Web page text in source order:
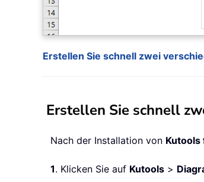
Erstellen Sie schnell zwei
Erstellen Sie schnell
Nach der Installation von Kutools
1. Klicken Sie auf Kutools >